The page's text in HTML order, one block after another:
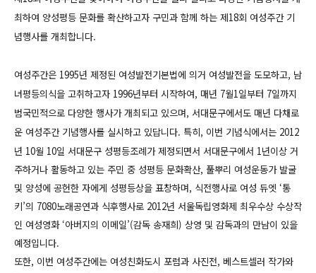
최하여 양성평등 문화를 확산하고자 구민과 함께 하는 제18회 여성주간 기
념행사를 개최합니다.
여성주간은 1995년 제정된 여성발전기본법에 의거 여성발전을 도모하고, 남
녀평등의식을 고취하고자 1996년부터 시작하여, 매년 7월1일부터 7일까지
범국민적으로 다양한 행사가 개최되고 있으며, 서대문구에서도 매년 다채로
운 여성주간 기념행사를 실시하고 있답니다. 특히, 이번 기념식에서는 2012
년 10월 10일 서대문구 성평등조례가 제정되면서 서대문구에서 1년이상 거
주하거나 활동하고 있는 주민 중 성평등 문화확산, 풀뿌리 여성운동가 발굴
및 양성에 공헌한 자에게 성평등상을 표창하며, 식전행사로 여성 듀엣 ‘통
키’의 7080노래공연과 식후행사로 2012년 서울독립영화제 최우수상 수상작
인 여성영화 ‘아버지의 이메일’(감독 송재희) 상영 및 감독과의 만남이 있을
예정입니다.
또한, 이번 여성주간에는 여성친화도시 포럼과 사진전, 베스트셀러 작가와